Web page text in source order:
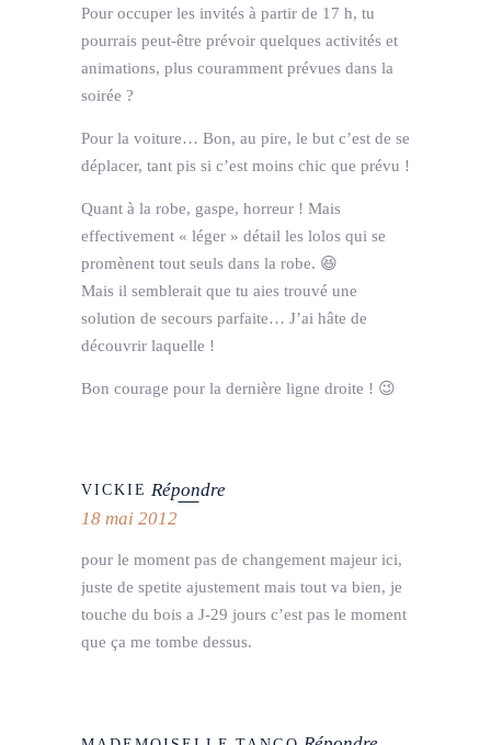
Pour occuper les invités à partir de 17 h, tu
pourrais peut-être prévoir quelques activités et
animations, plus couramment prévues dans la
soirée ?
Pour la voiture… Bon, au pire, le but c’est de se
déplacer, tant pis si c’est moins chic que prévu !
Quant à la robe, gaspe, horreur ! Mais
effectivement « léger » détail les lolos qui se
promènent tout seuls dans la robe. 😆
Mais il semblerait que tu aies trouvé une
solution de secours parfaite… J’ai hâte de
découvrir laquelle !
Bon courage pour la dernière ligne droite ! 😉
VICKIE Répondre
18 mai 2012
pour le moment pas de changement majeur ici,
juste de spetite ajustement mais tout va bien, je
touche du bois a J-29 jours c’est pas le moment
que ça me tombe dessus.